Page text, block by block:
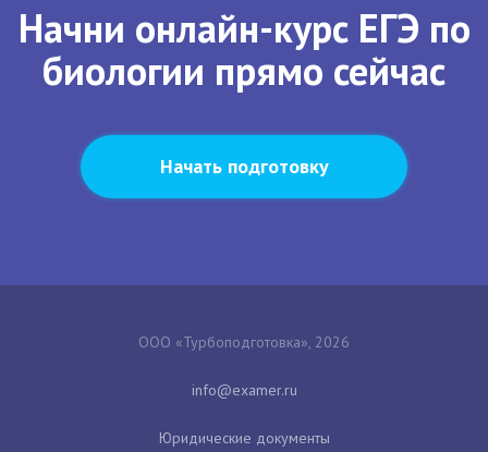
Начни онлайн-курс ЕГЭ по
биологии прямо сейчас
Начать подготовку
ООО «Турбоподготовка», 2026
Юридические документы